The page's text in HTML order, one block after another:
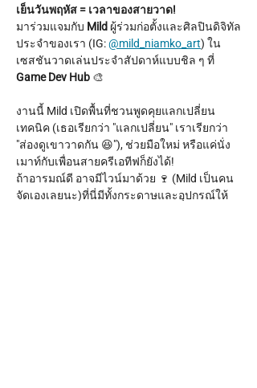
เย็นวันพฤหัส = เวลาของสายวาด!
มาร่วมแจมกับ Mild ผู้ร่วมก่อตั้งและศิลปินดิจิทัล
ประจำของเรา (IG: @mild_niamko_art) ใน
เซสชันวาดเล่นประจำสัปดาห์แบบชิล ๆ ที่
Game Dev Hub 🎨
งานนี้ Mild เปิดพื้นที่ชวนพูดคุยแลกเปลี่ยน
เทคนิค (เธอเรียกว่า "แลกเปลี่ยน" เราเรียกว่า
"ส่องดูเขาวาดกัน 😆"), ช่วยมือใหม่ หรือแค่นั่ง
เมาท์กับเพื่อนสายครีเอทีฟก็ยังได้!
ถ้าอารมณ์ดี อาจมีไวน์มาด้วย 🍷 (Mild เป็นคน
จัดเองเลยนะ)ที่นี่มีทั้งกระดาษและอุปกรณ์ให้